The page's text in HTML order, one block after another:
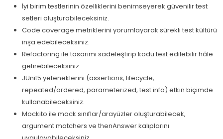
İyi birim testlerinin özelliklerini benimseyerek güvenilir test
setleri oluşturabileceksiniz.
Code coverage metriklerini yorumlayarak sürekli test kültürü
inşa edebileceksiniz.
Refactoring ile tasarımı sadeleştirip kodu test edilebilir hâle
getirebileceksiniz.
JUnit5 yeteneklerini (assertions, lifecycle,
repeated/ordered, parameterized, test info) etkin biçimde
kullanabileceksiniz.
Mockito ile mock sınıflar/arayüzler oluşturabilecek,
argument matchers ve thenAnswer kalıplarını